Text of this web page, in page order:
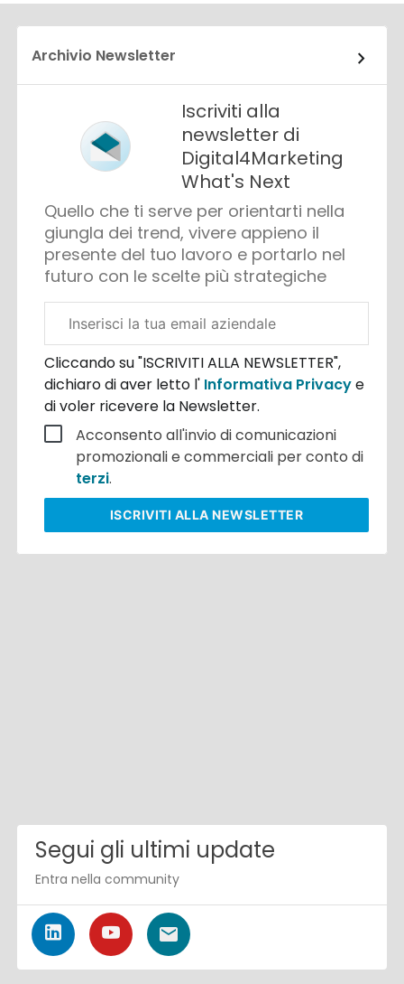
Archivio Newsletter
Iscriviti alla
newsletter di
Digital4Marketing
What's Next
Quello che ti serve per orientarti nella
giungla dei trend, vivere appieno il
presente del tuo lavoro e portarlo nel
futuro con le scelte più strategiche
aziendale
Cliccando su "ISCRIVITI ALLA NEWSLETTER",
dichiaro di aver letto l' Informativa Privacye
di voler ricevere la Newsletter.
Acconsento all'invio di comunicazioni
promozionali e commerciali per conto di
terzi.
ISCRIVITI ALLA NEWSLETTER
Segui gli ultimi update
Entra nella community